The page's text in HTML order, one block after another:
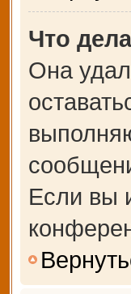
Что
Она
Если вы